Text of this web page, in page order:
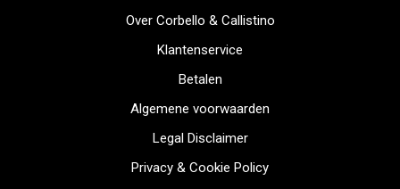
Over Corbello & Callistino
Klantenservice
Betalen
Algemene voorwaarden
Legal Disclaimer
Privacy & Cookie Policy